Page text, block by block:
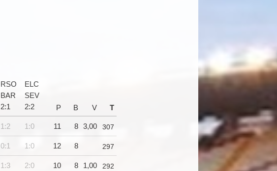
RSO
BAR
2:1
ELC
SEV
2:2 P B V T
1:2 1:0 11 8 3,00 307
0:1 1:0 12 8 297
1:3 2:0 10 8 1,00 292